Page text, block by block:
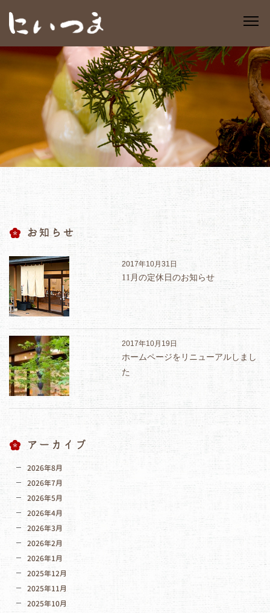
お知らせ
2017年10月31日
11月の定休日のお知らせ
2017年10月19日
ホームページをリニューアルしまし
た
アーカイブ
2026年8月
2026年7月
2026年5月
2026年4月
2026年3月
2026年2月
2026年1月
2025年12月
2025年11月
2025年10月